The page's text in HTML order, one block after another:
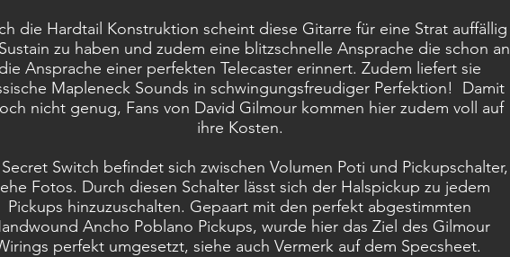
die Hardtail Konstruktion scheint diese Gitarre für eine Strat auffällig
zu haben und zudem eine blitzschnelle Ansprache die schon an
die Ansprache einer perfekten Telecaster erinnert. Zudem liefert sie
Mapleneck Sounds in schwingungsfreudiger Perfektion! Damit
nicht genug, Fans von David Gilmour kommen hier zudem voll auf
ihre Kosten.
Switch befindet sich zwischen Volumen Poti und Pickupschalter,
Fotos. Durch diesen Schalter lässt sich der Halspickup zu jedem
Pickups hinzuzuschalten. Gepaart mit den perfekt abgestimmten
Ancho Poblano Pickups, wurde hier das Ziel des Gilmour
perfekt umgesetzt, siehe auch Vermerk auf dem Specsheet.